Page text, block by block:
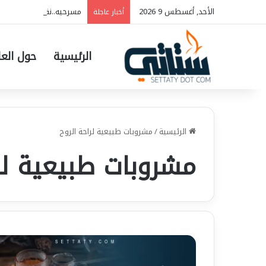
الأحد, أغسطس 9 2026 أخبار عاجلة مسرحيه..نفسي بتوجعني…فريق
الرئيسية حول
الرئيسية/مشروبات طبيعية لراحة الروح
مشروبات طبيعية